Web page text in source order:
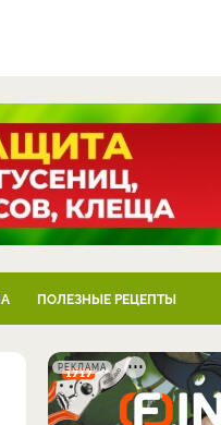
ПОЛЕЗНЫЕ РЕЦЕПТЫ
РЕКЛАМА